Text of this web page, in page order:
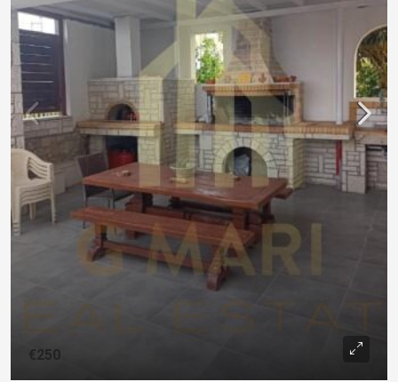
€250